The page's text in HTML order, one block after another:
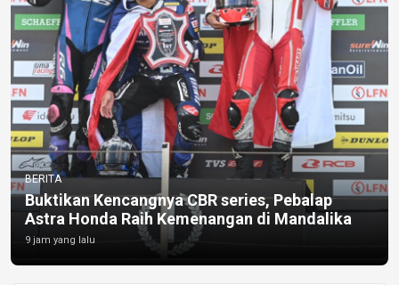
BERITA
Buktikan Kencangnya CBR series, Pebalap
Astra Honda Raih Kemenangan di Mandalika
9 jam yang lalu